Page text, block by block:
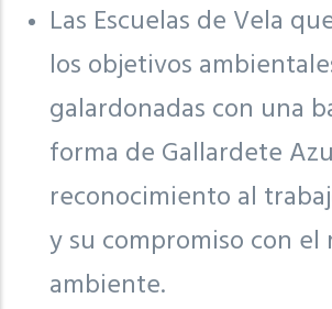
Las Escuelas de Vela
los objetivos
galardonadas con una
forma de Gallardete
reconocimiento al
y su compromiso con el
ambiente.